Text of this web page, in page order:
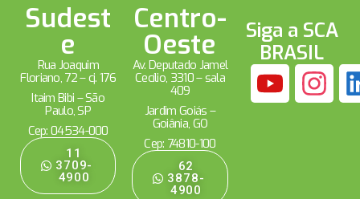
Sudest
e
Rua Joaquim
Floriano, 72 – cj. 176
Itaim Bibi – São
Paulo, SP
Cep: 04534-000
11
3709-
4900
Centro-
Oeste
Av. Deputado Jamel
Cecílio, 3310 – sala
409
Jardim Goiás –
Goiânia, GO
Cep: 74810-100
62
3878-
4900
Siga a SCA
BRASIL